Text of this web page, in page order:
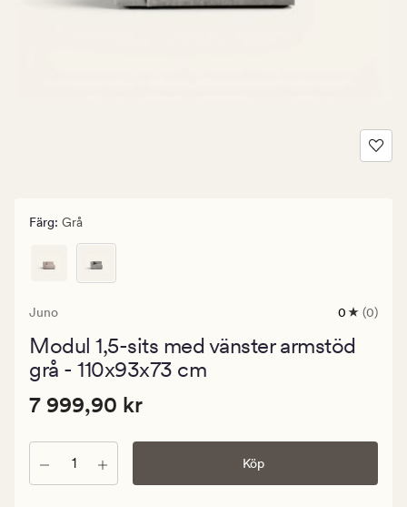
Färg: Grå
Juno
0
med
0 (0)
Modul 1,5-sits med vänster armstöd
grå - 110x93x73 cm
Pris
999,90
kr.
Ordinarie
Pris 7 999,90 kr
7 999,90 kr
Antal Köp